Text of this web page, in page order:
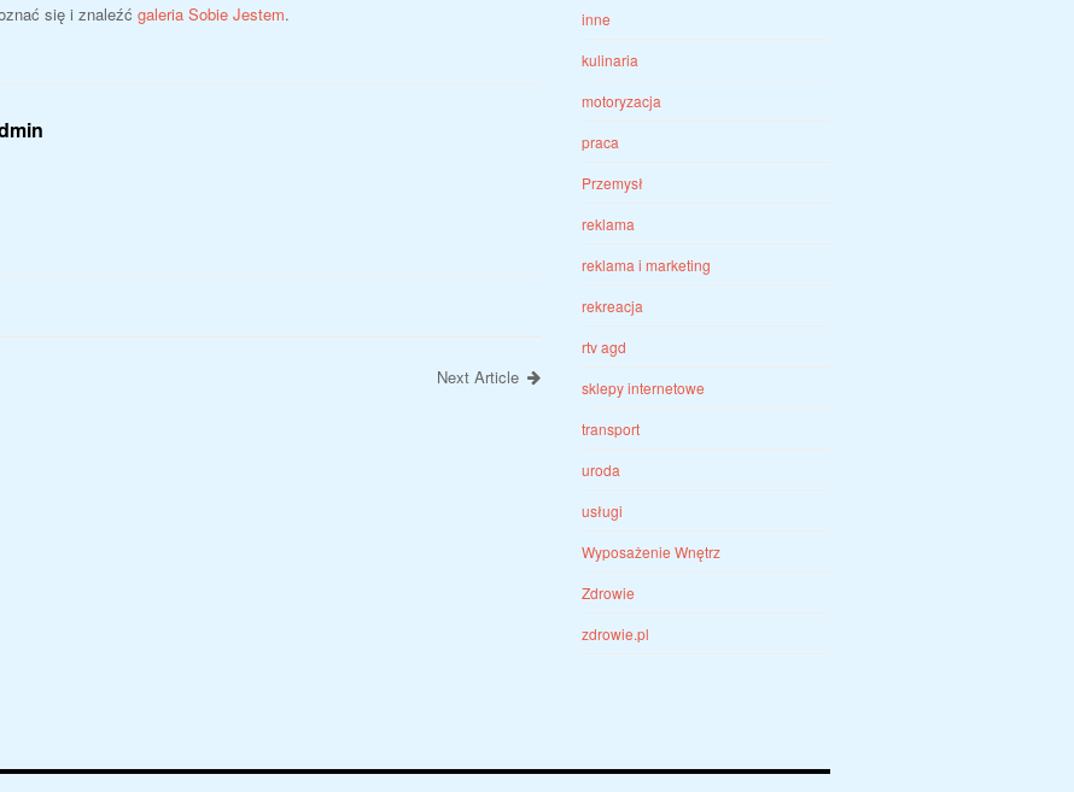
się i znaleźć galeria Sobie Jestem.
Next Article
inne
kulinaria
motoryzacja
praca
Przemysł
reklama
reklama i marketing
rekreacja
rtv agd
sklepy internetowe
transport
uroda
usługi
Wyposażenie Wnętrz
Zdrowie
zdrowie.pl